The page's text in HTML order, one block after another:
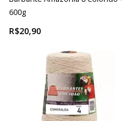
600g
R$20,90